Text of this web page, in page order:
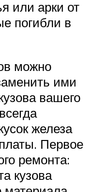
или арки от
погибли в
можно
ими
вашего
железа
Первое
ремонта:
кузова